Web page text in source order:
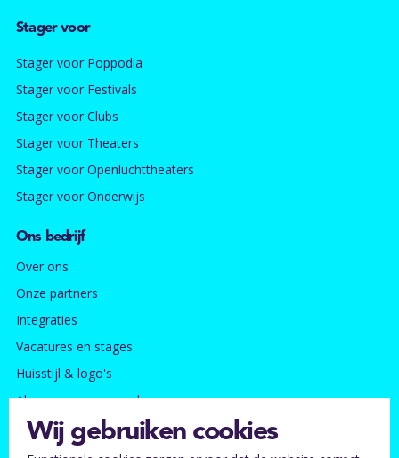
Stager voor
Stager voor Poppodia
Stager voor Festivals
Stager voor Clubs
Stager voor Theaters
Stager voor Openluchttheaters
Stager voor Onderwijs
Ons bedrijf
Over ons
Onze partners
Integraties
Vacatures en stages
Huisstijl & logo's
Algemene voorwaarden
Privacy- en cookie beleid
Wij gebruiken cookies